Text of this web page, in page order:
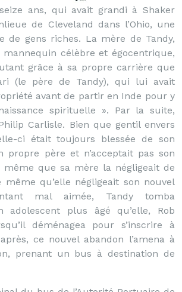
ans, qui avait grandi à Shaker
de Cleveland dans l’Ohio, une
de gens riches. La mère de Tandy,
célèbre et égocentrique,
grâce à sa propre carrière que
(le père de Tandy), qui lui avait
avant de partir en Inde pour y
spirituelle ». Par la suite,
Carlisle. Bien que gentil envers
ci était toujours blessée de son
propre père et n’acceptait pas son
même que sa mère la négligeait de
qu’elle négligeait son nouvel
mal aimée, Tandy tomba
adolescent plus âgé qu’elle, Rob
déménagea pour s’inscrire à
ce nouvel abandon l’amena à
prenant un bus à destination de